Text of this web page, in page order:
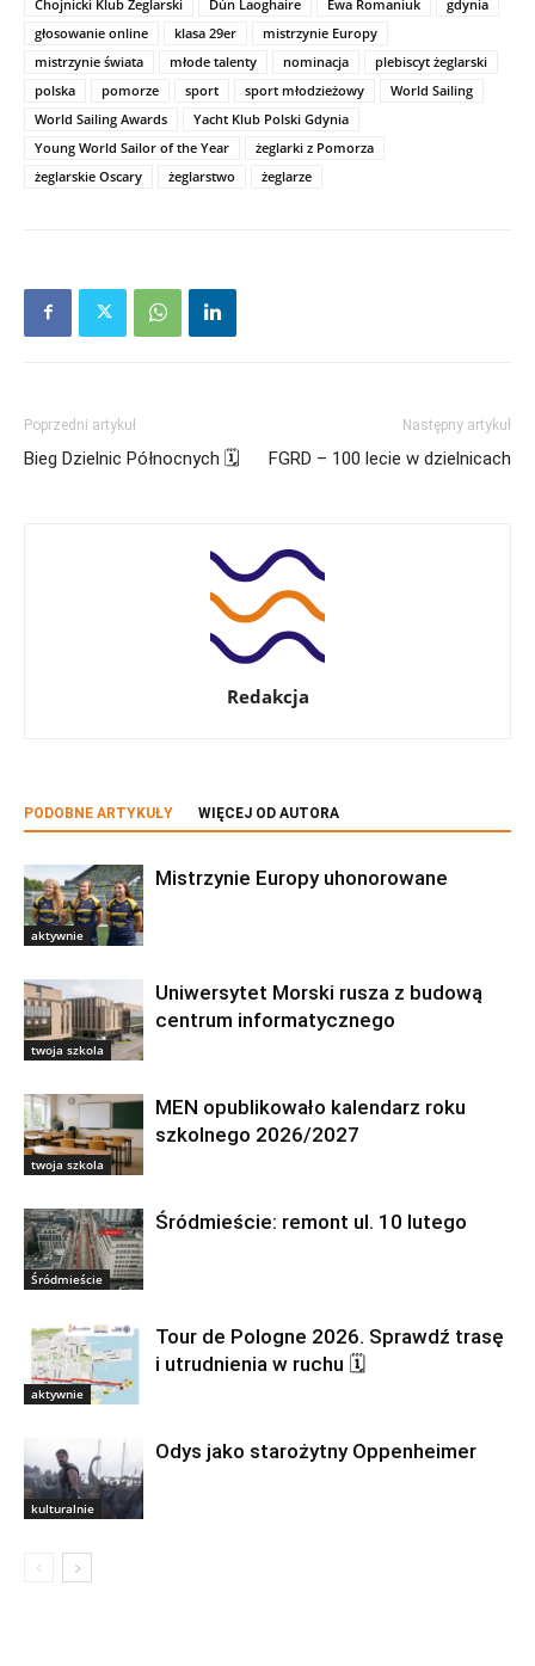
Chojnicki Klub Żeglarski Dún Laoghaire Ewa Romaniuk
gdynia
głosowanie online
klasa 29er
mistrzynie Europy
mistrzynie świata
młode talenty nominacja
plebiscyt żeglarski
polska
pomorze sport sport młodzieżowy
World Sailing
World Sailing Awards
Yacht Klub Polski Gdynia
Young World Sailor of the Year
żeglarki z Pomorza
żeglarskie Oscary
żeglarstwo żeglarze
Poprzedni artykuł
Bieg Dzielnic Północnych 🗓
Następny artykuł
FGRD – 100 lecie w dzielnicach
Redakcja
PODOBNE ARTYKUŁY WIĘCEJ OD AUTORA
aktywnie
Mistrzynie Europy uhonorowane
twoja szkola
Uniwersytet Morski rusza z budową
centrum informatycznego
twoja szkola
MEN opublikowało kalendarz roku
szkolnego 2026/2027
Śródmieście
Śródmieście: remont ul. 10 lutego
aktywnie
Tour de Pologne 2026. Sprawdź trasę
i utrudnienia w ruchu 🗓
kulturalnie
Odys jako starożytny Oppenheimer